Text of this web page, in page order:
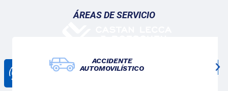
CONTÁCTANOS
ÁREAS DE SERVICIO
ACCIDENTE
AUTOMOVILÍSTICO